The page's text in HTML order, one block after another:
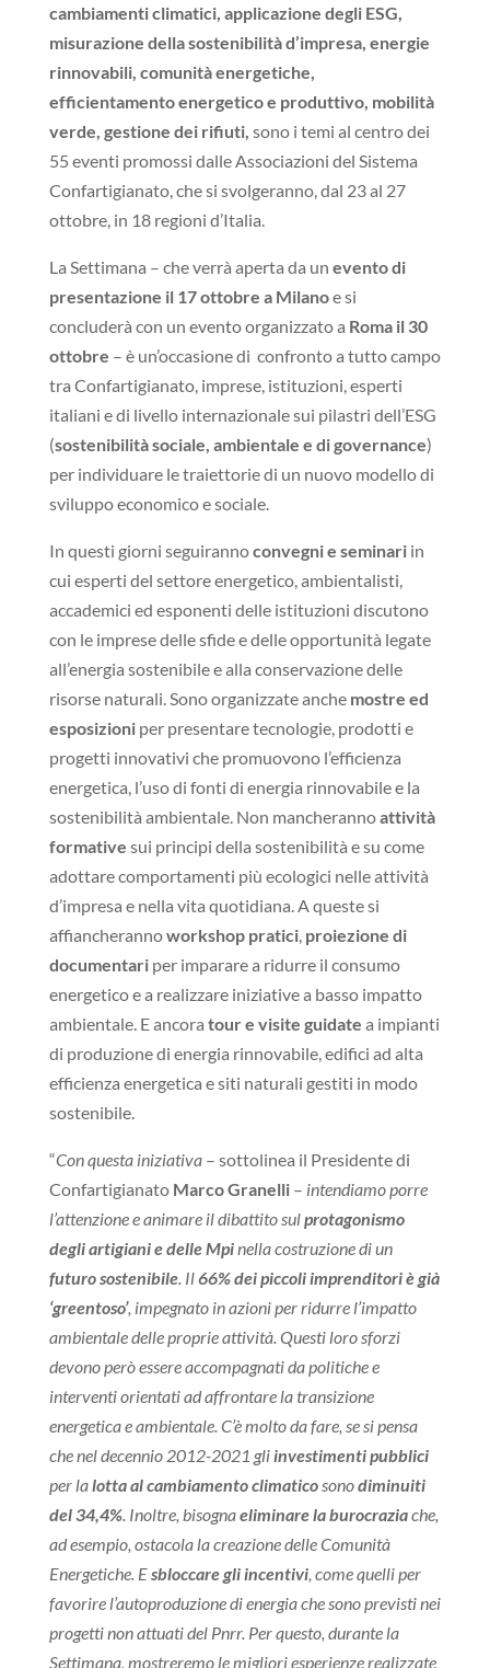
cambiamenti climatici, applicazione degli ESG,
misurazione della sostenibilità d’impresa, energie
rinnovabili, comunità energetiche,
efficientamento energetico e produttivo, mobilità
verde, gestione dei rifiuti, sono i temi al centro dei
55 eventi promossi dalle Associazioni del Sistema
Confartigianato, che si svolgeranno, dal 23 al 27
ottobre, in 18 regioni d’Italia.
La Settimana – che verrà aperta da un evento di
presentazione il 17 ottobre a Milanoe si
concluderà con un evento organizzato a Roma il 30
ottobre – è un’occasione di confronto a tutto campo
tra Confartigianato, imprese, istituzioni, esperti
italiani e di livello internazionale sui pilastri dell’ESG
(sostenibilità sociale, ambientale e di governance)
per individuare le traiettorie di un nuovo modello di
sviluppo economico e sociale.
In questi giorni seguirannoconvegni e seminariin
cui esperti del settore energetico, ambientalisti,
accademici ed esponenti delle istituzioni discutono
con le imprese delle sfide e delle opportunità legate
all’energia sostenibile e alla conservazione delle
risorse naturali. Sono organizzate anche mostre ed
esposizioniper presentare tecnologie, prodotti e
progetti innovativi che promuovono l’efficienza
energetica, l’uso di fonti di energia rinnovabile e la
sostenibilità ambientale. Non mancherannoattività
formative sui principi della sostenibilità e su come
adottare comportamenti più ecologici nelle attività
d’impresa e nella vita quotidiana. A queste si
affiancherannoworkshop pratici, proiezione di
documentariper imparare a ridurre il consumo
energetico e a realizzare iniziative a basso impatto
ambientale. E ancora tour e visite guidate a impianti
di produzione di energia rinnovabile, edifici ad alta
efficienza energetica e siti naturali gestiti in modo
sostenibile.
“Con questa iniziativa– sottolinea il Presidente di
Confartigianato Marco Granelli– intendiamo porre
l’attenzione e animare il dibattito sulprotagonismo
degli artigiani e delle Mpi nella costruzione di un
futuro sostenibile. Il66% dei piccoli imprenditori è già
‘greentoso’, impegnato in azioni per ridurre l’impatto
ambientale delle proprie attività. Questi loro sforzi
devono però essere accompagnati da politiche e
interventi orientati ad affrontare la transizione
energetica e ambientale. C’è molto da fare, se si pensa
che nel decennio 2012-2021 gli investimenti pubblici
per lalotta al cambiamento climaticosonodiminuiti
del 34,4%. Inoltre, bisognaeliminare la burocraziache,
ad esempio, ostacola la creazione delle Comunità
Energetiche. E sbloccare gli incentivi, come quelli per
favorire l’autoproduzione di energia che sono previsti nei
progetti non attuati del Pnrr. Per questo, durante la
Settimana, mostreremo le migliori esperienze realizzate